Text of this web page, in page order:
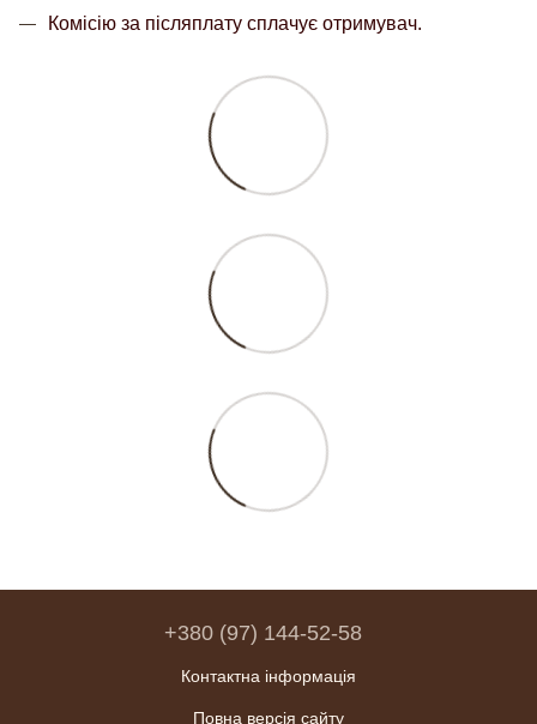
Комісію за післяплату сплачує отримувач.
+380 (97) 144-52-58
Контактна інформація
Повна версія сайту